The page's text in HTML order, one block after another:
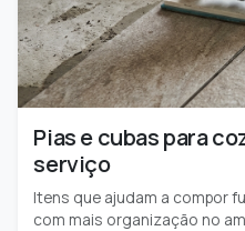
Pias e cubas para
serviço
Itens que ajudam a compor
com mais organização no